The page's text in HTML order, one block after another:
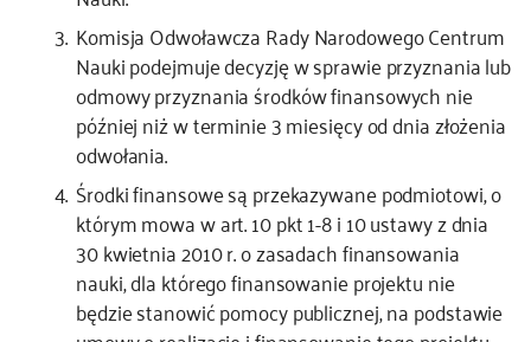
Komisja Odwoławcza Rady Narodowego Centrum
Nauki podejmuje decyzję w sprawie przyznania lub
odmowy przyznania środków finansowych nie
później niż w terminie 3 miesięcy od dnia złożenia
odwołania.
Środki finansowe są przekazywane podmiotowi, o
którym mowa w art. 10 pkt 1-8 i 10 ustawy z dnia
30 kwietnia 2010 r. o zasadach finansowania
nauki, dla którego finansowanie projektu nie
będzie stanowić pomocy publicznej, na podstawie